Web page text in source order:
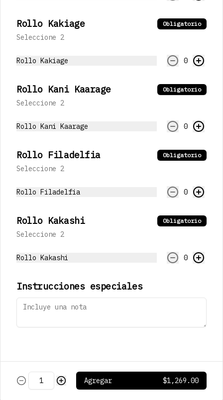
Cerveza Victoria
Canada Dry Mineral
$73.00
$73.00
Rollo Kakiage Obligatorio
Seleccione 2
Rollo Kakiage 0
Rollo Kani Kaarage Obligatorio
Seleccione 2
Rollo Kani Kaarage 0
Rollo Filadelfia Obligatorio
Seleccione 2
Rollo Filadelfia 0
Rollo Kakashi Obligatorio
Seleccione 2
Rollo Kakashi 0
Instrucciones especiales
Agregar $1,269.00